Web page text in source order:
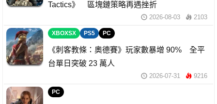
Tactics》 區塊鏈策略再遇挫折
2026-08-03 2103
XBOXSX PS5 PC
《刺客教條：奧德賽》玩家數暴增 90% 全平
台單日突破 23 萬人
2026-07-31 9216
PC